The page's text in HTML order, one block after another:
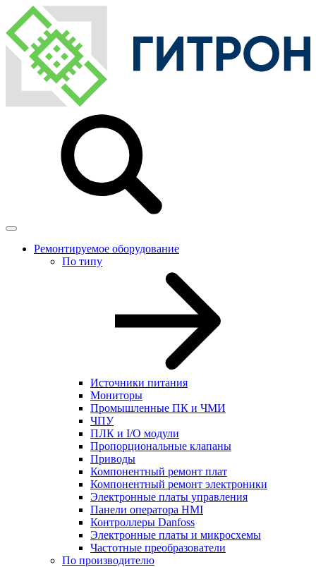
Ремонтируемое оборудование
По типу
Источники питания
Мониторы
Промышленные ПК и ЧМИ
ЧПУ
ПЛК и I/O модули
Пропорциональные клапаны
Приводы
Компонентный ремонт плат
Компонентный ремонт электроники
Электронные платы управления
Панели оператора HMI
Контроллеры Danfoss
Электронные платы и микросхемы
Частотные преобразователи
По производителю